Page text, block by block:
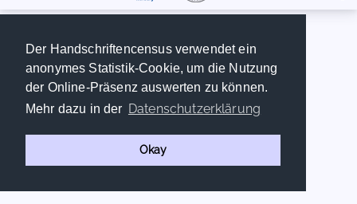
Der Handschriftencensus verwendet ein
anonymes Statistik-Cookie, um die Nutzung
der Online-Präsenz auswerten zu können.
Mehr dazu in der Datenschutzerklärung
Okay